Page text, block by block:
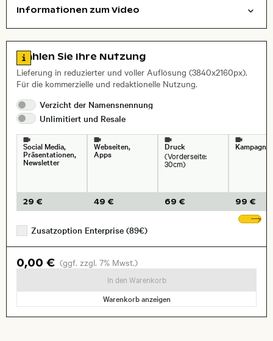
Informationen zum Video
Zu den Lizenzinformationen springen
Wählen Sie Ihre Nutzung
Lieferung in reduzierter und voller Auflösung (3840x2160px).
Für die kommerzielle und redaktionelle Nutzung.
Verzicht der Namensnennung
Unlimitiert und Resale
Social Media,
Präsentationen,
Newsletter
29 €
Webseiten,
Apps
49 €
Druck
(Vorderseite:
30cm)
69 € 99 €
Zusatzoption Enterprise (89€)
0,00 € (ggf. zzgl. 7% Mwst.)
In den Warenkorb
Warenkorb anzeigen
Flugzeugflügel über
den W
olken im